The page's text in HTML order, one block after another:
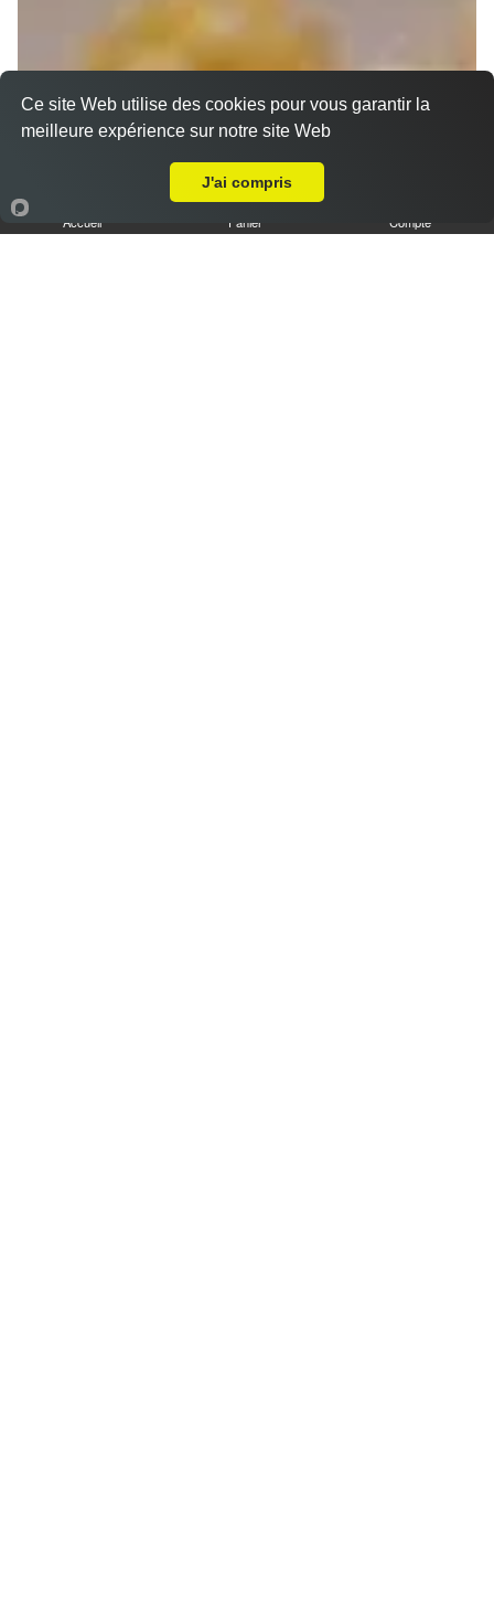
Accueil Panier Compte
Ce site Web utilise des cookies pour vous garantir la
meilleure expérience sur notre site Web
J'ai compris